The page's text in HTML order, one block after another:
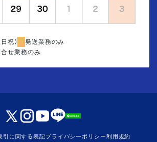
祝)
発送業務のみ
せ業務のみ
引に関する表記プライバシーポリシー利用規約